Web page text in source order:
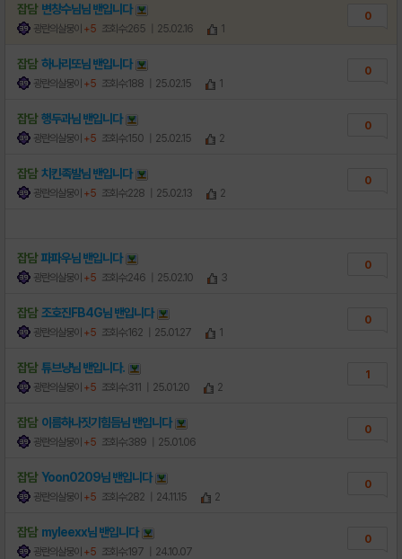
잡담 변창수님님 밴입니다
광란의살뭉이 +5 조회수:265 | 25.02.16 1
0
잡담 하나리또님 밴입니다
광란의살뭉이 +5 조회수:188 | 25.02.15 1
0
잡담 행두과님 밴입니다
광란의살뭉이 +5 조회수:150 | 25.02.15 2
0
잡담 치킨족발님 밴입니다
광란의살뭉이 +5 조회수:228 | 25.02.13 2
0
잡담 파파우님 밴입니다
광란의살뭉이 +5 조회수:246 | 25.02.10 3
0
잡담 조호진FB4G님 밴입니다
광란의살뭉이 +5 조회수:162 | 25.01.27 1
0
잡담 튜브냥님 밴입니다.
광란의살뭉이 +5 조회수:311 | 25.01.20 2
1
잡담 이름하나짓기힘듬님 밴입니다
광란의살뭉이 +5 조회수:389 | 25.01.06
0
잡담 Yoon0209님 밴입니다
광란의살뭉이 +5 조회수:282 | 24.11.15 2
0
잡담 myleexx님 밴입니다
광란의살뭉이 +5 조회수:197 | 24.10.07
0